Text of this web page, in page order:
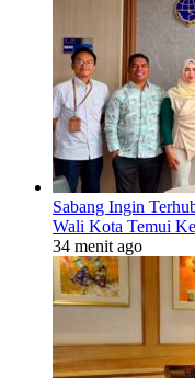
Sabang Ingin
Wali Kota Temui
34 menit ago